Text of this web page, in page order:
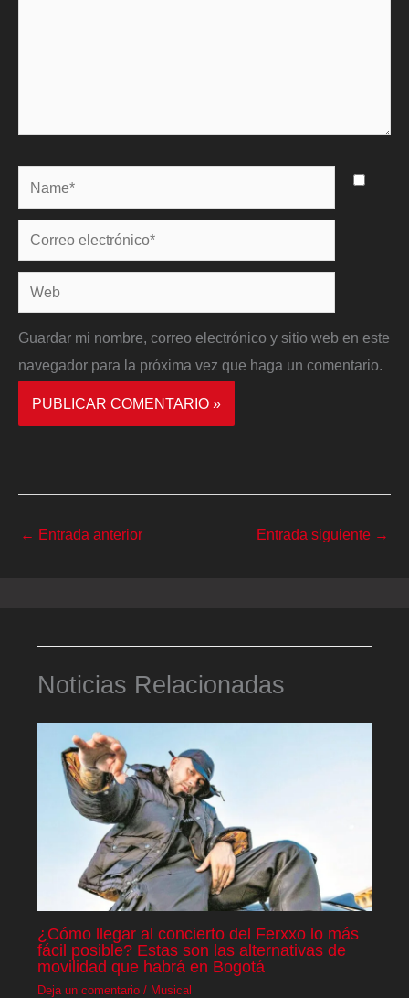
Name*
Correo
electrónico*
Web
Guardar mi nombre, correo electrónico y sitio web en este
navegador para la próxima vez que haga un comentario.
← Entrada anterior Entrada siguiente →
Noticias Relacionadas
¿Cómo llegar al concierto del Ferxxo lo más
fácil posible? Estas son las alternativas de
movilidad que habrá en Bogotá
Deja un comentario / Musical